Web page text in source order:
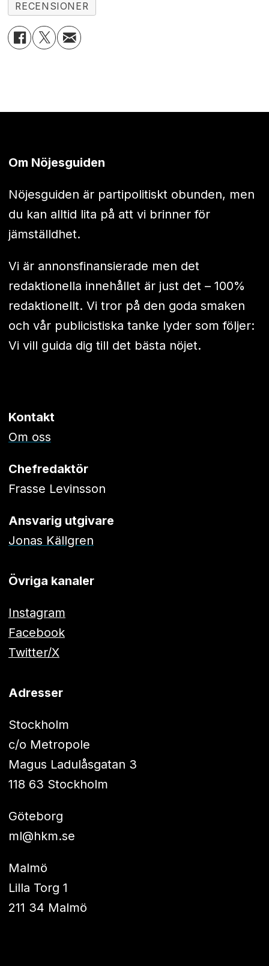
RECENSIONER
Om Nöjesguiden
Nöjesguiden är partipolitiskt obunden, men
du kan alltid lita på att vi brinner för
jämställdhet.
Vi är annonsfinansierade men det
redaktionella innehållet är just det – 100%
redaktionellt. Vi tror på den goda smaken
och vår publicistiska tanke lyder som följer:
Vi vill guida dig till det bästa nöjet.
Kontakt
Om oss
Chefredaktör
Frasse Levinsson
Ansvarig utgivare
Jonas Källgren
Övriga kanaler
Instagram
Facebook
Twitter/X
Adresser
Stockholm
c/o Metropole
Magus Ladulåsgatan 3
118 63 Stockholm
Göteborg
ml@hkm.se
Malmö
Lilla Torg 1
211 34 Malmö